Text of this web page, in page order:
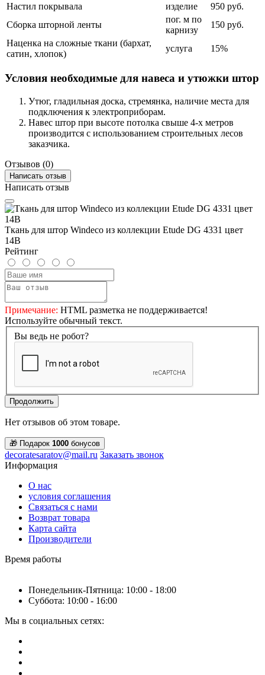
Настил покрывала
изделие
950 руб.
Сборка шторной ленты
пог. м по
карнизу
150 руб.
Наценка на сложные ткани (бархат,
сатин, хлопок)
услуга 15%
Условия необходимые для навеса и утюжки штор
Утюг, гладильная доска, стремянка, наличие места для
подключения к электроприборам.
Навес штор при высоте потолка свыше 4-х метров
производится с использованием строительных лесов
заказчика.
Отзывов (0)
Написать отзыв
Написать отзыв
Ткань для штор Windeco из коллекции Etude DG 4331 цвет
14B
Рейтинг
Примечание: HTML разметка не поддерживается!
Используйте обычный текст.
Вы ведь не робот?
Продолжить
Нет отзывов об этом товаре.
🎁 Подарок 1000 бонусов
decoratesaratov@mail.ru Заказать звонок
Информация
О нас
условия соглашения
Связаться с нами
Возврат товара
Карта сайта
Производители
Время работы
Понедельник-Пятница: 10:00 - 18:00
Суббота: 10:00 - 16:00
Мы в социальных сетях: